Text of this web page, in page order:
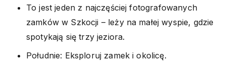
To jest jeden z najczęściej fotografowanych
zamków w Szkocji – leży na małej wyspie, gdzie
spotykają się trzy jeziora.
Południe: Eksploruj zamek i okolicę.